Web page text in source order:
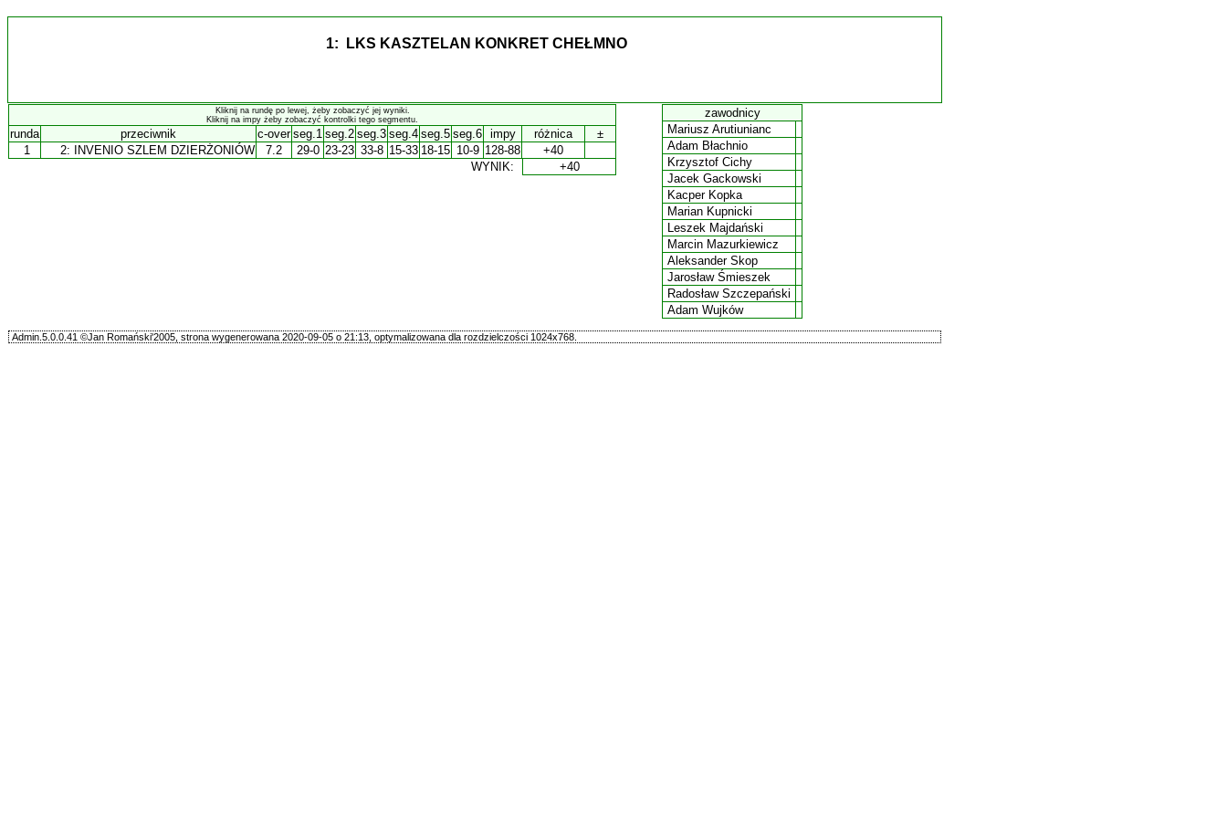
1: LKS KASZTELAN KONKRET CHEŁMNO
Kliknij na rundę po lewej, żeby zobaczyć jej wyniki.
Kliknij na impy żeby zobaczyć kontrolki tego segmentu.
runda przeciwnik c-over seg.1 seg.2 seg.3 seg.4 seg.5 seg.6 impy różnica
±
1
2: INVENIO SZLEM DZIERŻONIÓW 7.2 29-0 23-23 33-8 15-33 18-15 10-9 128-88
+40
WYNIK:
+40
zawodnicy
Mariusz Arutiunianc
Adam Błachnio
Krzysztof Cichy
Jacek Gackowski
Kacper Kopka
Marian Kupnicki
Leszek Majdański
Marcin Mazurkiewicz
Aleksander Skop
Jarosław Śmieszek
Radosław Szczepański
Adam Wujków
Admin.5.0.0.41 ©Jan Romański'2005, strona wygenerowana 2020-09-05 o 21:13, optymalizowana dla rozdzielczości 1024x768.